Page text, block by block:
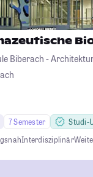
Biberach -
und
7 Semester
Studi-
Interdisziplinär